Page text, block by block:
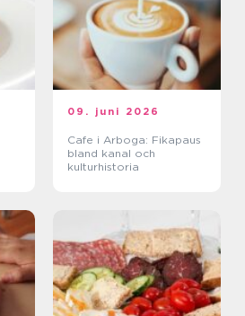
09. juni 2026
Cafe i Arboga: Fikapaus
bland kanal och
kulturhistoria